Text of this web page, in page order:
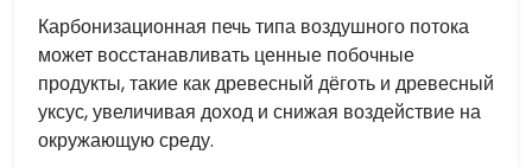
Карбонизационная печь типа воздушного потока
может восстанавливать ценные побочные
продукты, такие как древесный дёготь и древесный
уксус, увеличивая доход и снижая воздействие на
окружающую среду.